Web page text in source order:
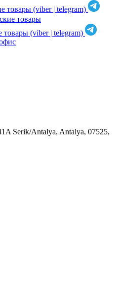
товары (viber | telegram)
товары
(viber | telegram)
Serik/Antalya, Antalya, 07525,